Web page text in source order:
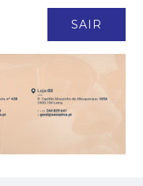
SAIR
concurso para creche